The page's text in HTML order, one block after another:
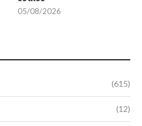
05/08/2026
(615)
(12)